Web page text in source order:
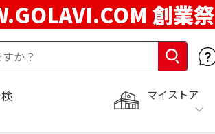
創業祭
マイストア